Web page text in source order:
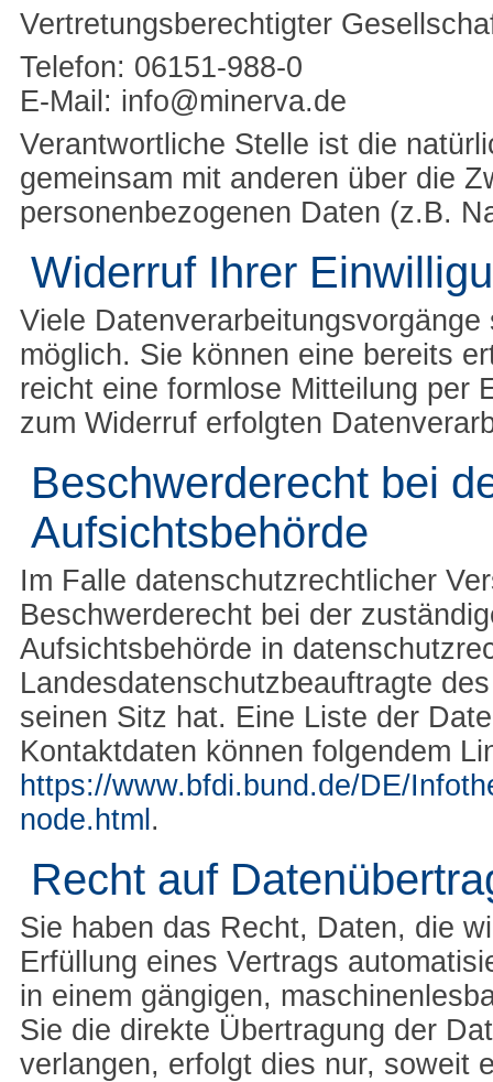
Vertretungsberechtigter
Telefon: 06151-988-0
E-Mail: info@minerva.de
Verantwortliche Stelle ist die
gemeinsam mit anderen über die
personenbezogenen Daten (z.B.
Widerruf Ihrer
Viele
möglich. Sie können eine bereits
reicht eine formlose Mitteilung per
zum Widerruf erfolgten
Beschwerderecht bei
Aufsichtsbehörde
Im Falle datenschutzrechtlicher
Beschwerderecht bei der
Aufsichtsbehörde in
Landesdatenschutzbeauftragte
seinen Sitz hat. Eine Liste der
Kontaktdaten können folgendem
https://www.bfdi.bund.de/DE/
node.html .
Recht auf
Sie haben das Recht, Daten, die
Erfüllung eines Vertrags
in einem gängigen,
Sie die direkte Übertragung der
verlangen, erfolgt dies nur, soweit